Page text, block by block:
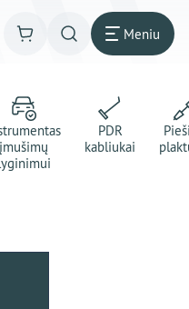
Meniu
įmušimų
PDR
kabliukai